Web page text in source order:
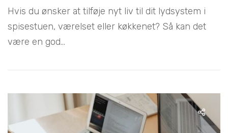
Hvis du ønsker at tilføje nyt liv til dit lydsystem i
spisestuen, værelset eller køkkenet? Så kan det
være en god...